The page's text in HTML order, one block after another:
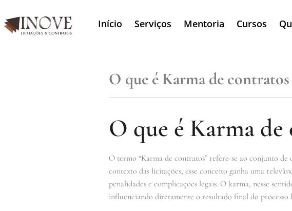
Início Serviços Mentoria Cursos
O que é Karma de contratos
O que é Karma de
O termo “Karma de contratos” refere-se ao conjunto
contexto das licitações, esse conceito ganha uma
penalidades e complicações legais. O karma, nesse
influenciando diretamente o resultado final do